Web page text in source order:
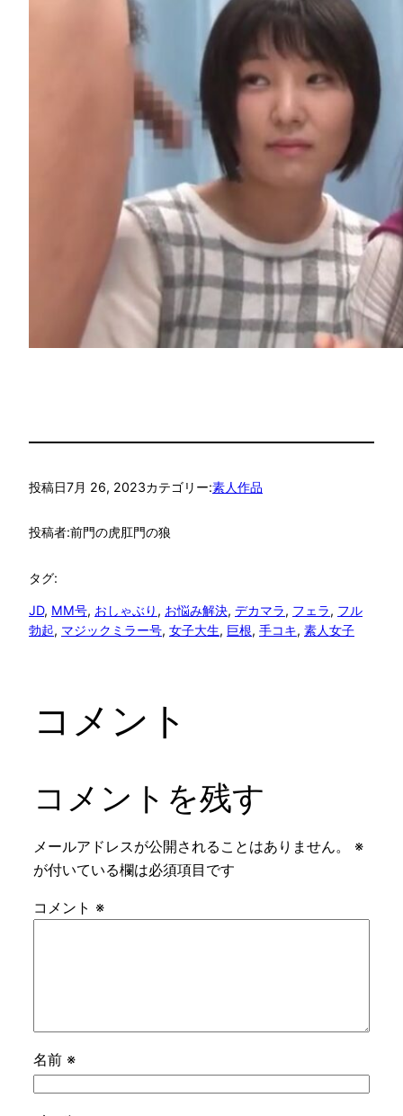
投稿日7月 26, 2023カテゴリー:素人作品
投稿者:前門の虎肛門の狼
タグ:
JD, MM号, おしゃぶり , お悩み解決, デカマラ, フェラ, フル
勃起, マジックミラー号, 女子大生, 巨根, 手コキ, 素人女子
コメント
コメントを残す
メールアドレスが公開されることはありません。
※
が付いている欄は必須項目です
コメント ※
名前 ※